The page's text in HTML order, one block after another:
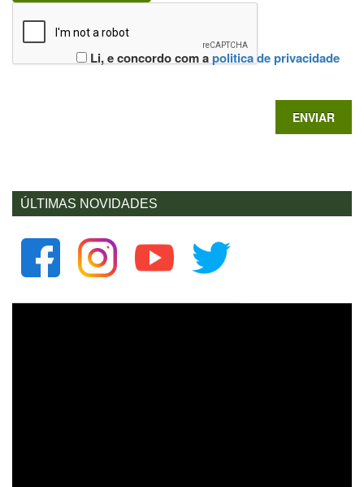
Li, e concordo com apolitica de privacidade
ÚLTIMAS NOVIDADES